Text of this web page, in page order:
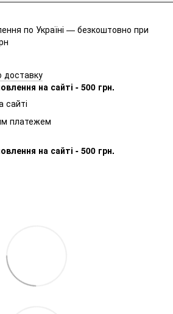
по Україні — безкоштовно при
доставку
на сайті - 500 грн.
сайті
платежем
на сайті - 500 грн.